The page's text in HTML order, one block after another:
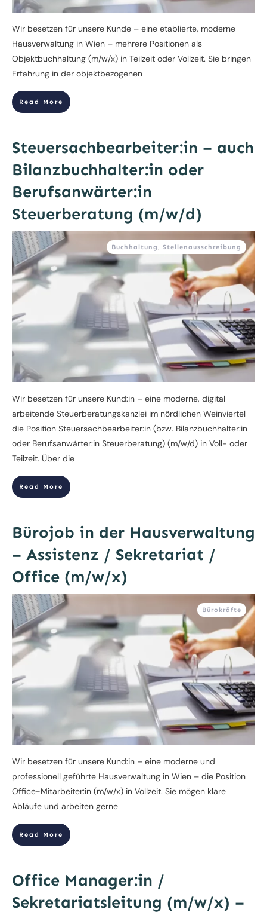
Wir besetzen für unsere Kunde – eine etablierte, moderne
Hausverwaltung in Wien – mehrere Positionen als
Objektbuchhaltung (m/w/x) in Teilzeit oder Vollzeit. Sie bringen
Erfahrung in der objektbezogenen
Read More
Steuersachbearbeiter:in – auch
Bilanzbuchhalter:in oder
Berufsanwärter:in
Steuerberatung (m/w/d)
Buchhaltung , Stellenausschreibung
Wir besetzen für unsere Kund:in – eine moderne, digital
arbeitende Steuerberatungskanzlei im nördlichen Weinviertel
die Position Steuersachbearbeiter:in (bzw. Bilanzbuchhalter:in
oder Berufsanwärter:in Steuerberatung) (m/w/d) in Voll- oder
Teilzeit. Über die
Read More
Bürojob in der Hausverwaltung
– Assistenz / Sekretariat /
Office (m/w/x)
Bürokräfte
Wir besetzen für unsere Kund:in – eine moderne und
professionell geführte Hausverwaltung in Wien – die Position
Office-Mitarbeiter:in (m/w/x) in Vollzeit. Sie mögen klare
Abläufe und arbeiten gerne
Read More
Office Manager:in /
Sekretariatsleitung (m/w/x) –